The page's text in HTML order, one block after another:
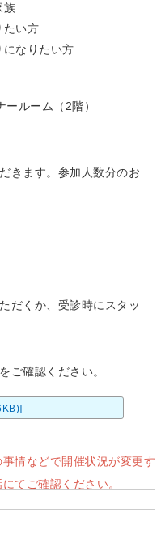
族
たい方
になりたい方
ルーム（2階）
きます。参加人数分のお
だくか、受診時にスタッ
ご確認ください。
情などで開催状況が変更す
てご確認ください。